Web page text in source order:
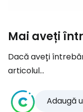
Mai aveți
Dacă aveți
articolul...
Adaugă